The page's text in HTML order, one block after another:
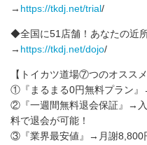
→ https://tkdj.net/trial/
◆全国に51店舗！あなたの近
→ https://tkdj.net/dojo/
【トイカツ道場⑦つのオススメ
①『まるまる0円無料プラン』
②『一週間無料退会保証』→
料で退会が可能！
③『業界最安値』→月謝8,800